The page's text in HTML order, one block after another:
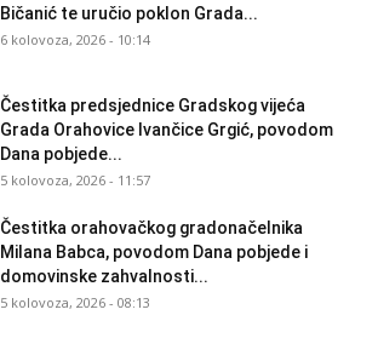
Bičanić te uručio poklon Grada...
6 kolovoza, 2026 - 10:14
Čestitka predsjednice Gradskog vijeća
Grada Orahovice Ivančice Grgić, povodom
Dana pobjede...
5 kolovoza, 2026 - 11:57
Čestitka orahovačkog gradonačelnika
Milana Babca, povodom Dana pobjede i
domovinske zahvalnosti...
5 kolovoza, 2026 - 08:13